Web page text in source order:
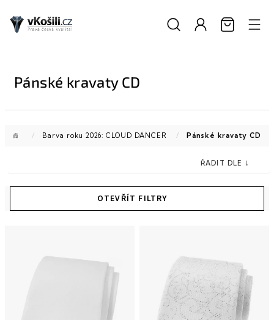
obsah
Pánské kravaty CD
Domů
/ Barva roku 2026: CLOUD DANCER / Pánské kravaty CD